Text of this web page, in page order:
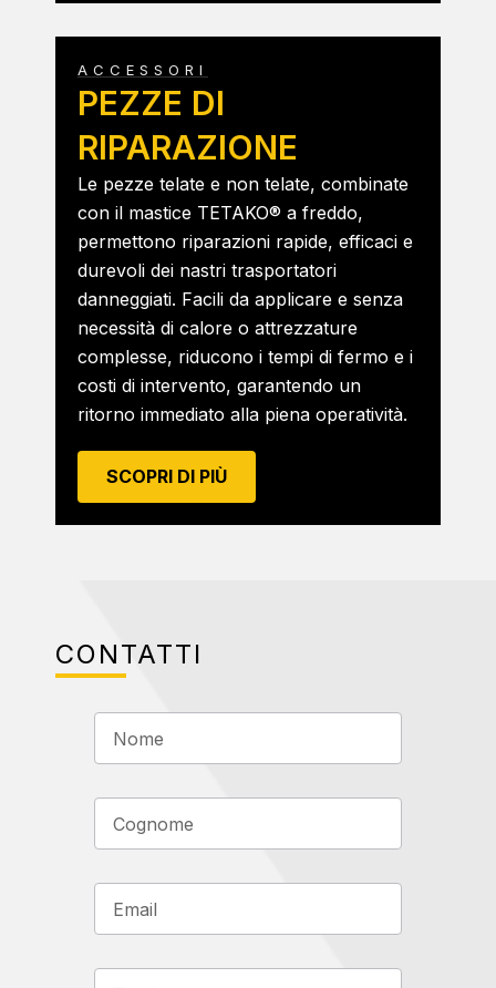
ACCESSORI
PEZZE DI
RIPARAZIONE
Le pezze telate e non telate, combinate
con il mastice TETAKO® a freddo,
permettono riparazioni rapide, efficaci e
durevoli dei nastri trasportatori
danneggiati. Facili da applicare e senza
necessità di calore o attrezzature
complesse, riducono i tempi di fermo e i
costi di intervento, garantendo un
ritorno immediato alla piena operatività.
SCOPRI DI PIÙ
CONTATTI